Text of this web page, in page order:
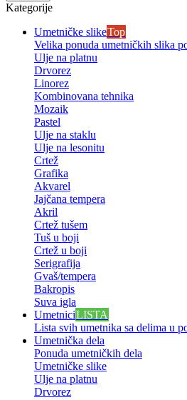
Kategorije
Umetničke slikeTop
Velika ponuda umetničkih slika
Ulje na platnu
Drvorez
Linorez
Kombinovana tehnika
Mozaik
Pastel
Ulje na staklu
Ulje na lesonitu
Crtež
Grafika
Akvarel
Jajčana tempera
Akril
Crtež tušem
Tuš u boji
Crtež u boji
Serigrafija
Gvaš/tempera
Bakropis
Suva igla
UmetniciLISTA
Lista svih umetnika sa delima u
Umetnička dela
Ponuda umetničkih dela
Umetničke slike
Ulje na platnu
Drvorez